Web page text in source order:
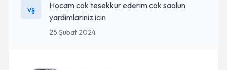
vş
Hocam cok tesekkur ederim cok saolun
yardimlariniz icin
25 Şubat 2024